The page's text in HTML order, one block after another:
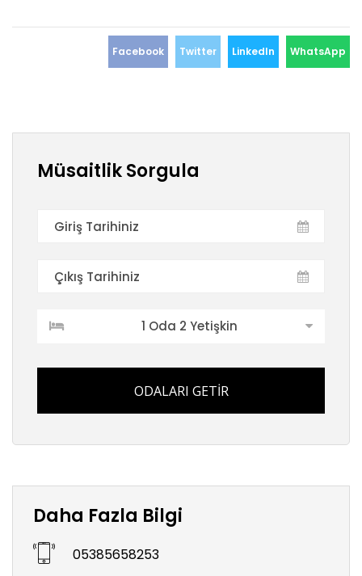
Facebook Twitter LinkedIn WhatsApp
Müsaitlik Sorgula
1 Oda 2 Yetişkin
ODALARI GETİR
Daha Fazla Bilgi
05385658253